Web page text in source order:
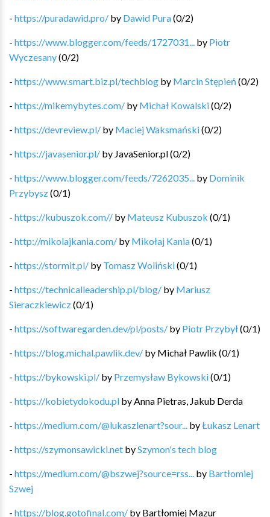
- https://puradawid.pro/ by Dawid Pura(0/2)
- https://www.blogger.com/feeds/1727031... by Piotr
Wyczesany(0/2)
- https://www.smart.biz.pl/techblog by Marcin Stępień (0/2)
- https://mikemybytes.com/ by Michał Kowalski(0/2)
- https://devreview.pl/ by Maciej Waksmański(0/2)
- https://javasenior.pl/ by JavaSenior.pl(0/2)
- https://www.blogger.com/feeds/7262035... by Dominik
Przybysz(0/1)
- https://kubuszok.com// by Mateusz Kubuszok (0/1)
- http://mikolajkania.com/ by Mikołaj Kania(0/1)
- https://stormit.pl/ by Tomasz Woliński(0/1)
- https://technicalleadership.pl/blog/ by Mariusz
Sieraczkiewicz(0/1)
- https://softwaregarden.dev/pl/posts/ by Piotr Przybył(0/1)
- https://blog.michal.pawlik.dev/ by Michał Pawlik (0/1)
- https://bykowski.pl/ by Przemysław Bykowski(0/1)
- https://kobietydokodu.pl by Anna Pietras, Jakub Derda
- https://medium.com/@lukaszlenart?sour... byŁukasz Lenart
- https://szymonsawicki.net bySzymon's tech blog
- https://medium.com/@bszwej?source=rss... by Bartłomiej
Szwej
- https://blog.gotofinal.com/ by Bartłomiej Mazur